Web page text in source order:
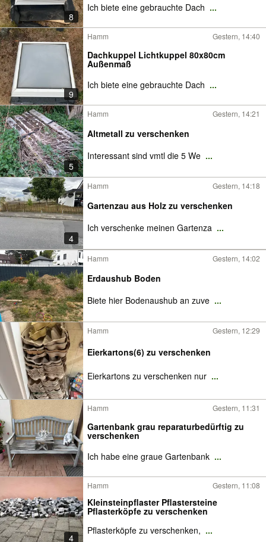
8
Ich biete eine gebrauchte Dach ...
9
Hamm Gestern, 14:40
Dachkuppel Lichtkuppel 80x80cm
Außenmaß
Ich biete eine gebrauchte Dach ...
5
Hamm Gestern, 14:21
Altmetall zu verschenken
Interessant sind vmtl die 5 We ...
4
Hamm Gestern, 14:18
Gartenzau aus Holz zu verschenken
Ich verschenke meinen Gartenza ...
Hamm Gestern, 14:02
Erdaushub Boden
Biete hier Bodenaushub an zuve ...
Hamm Gestern, 12:29
Eierkartons(6) zu verschenken
Eierkartons zu verschenken nur ...
Hamm Gestern, 11:31
Gartenbank grau reparaturbedürftig zu
verschenken
Ich habe eine graue Gartenbank ...
4
Hamm Gestern, 11:08
Kleinsteinpflaster Pflastersteine
Pflasterköpfe zu verschenken
Pflasterköpfe zu verschenken, ...